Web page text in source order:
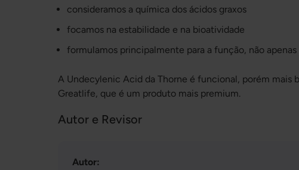
consideramos a química dos ácidos graxos
focamos na estabilidade e na bioatividade
formulamos principalmente para a função, não
A Undecylenic Acid da Thorne é funcional, porém mais
Greatlife, que é um produto mais premium.
Autor e Revisor
Autor: